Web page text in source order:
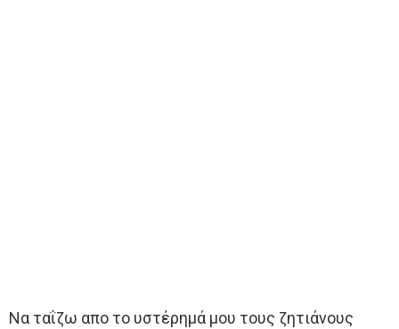
Να ταΐζω απο το υστέρημά μου τους ζητιάνους